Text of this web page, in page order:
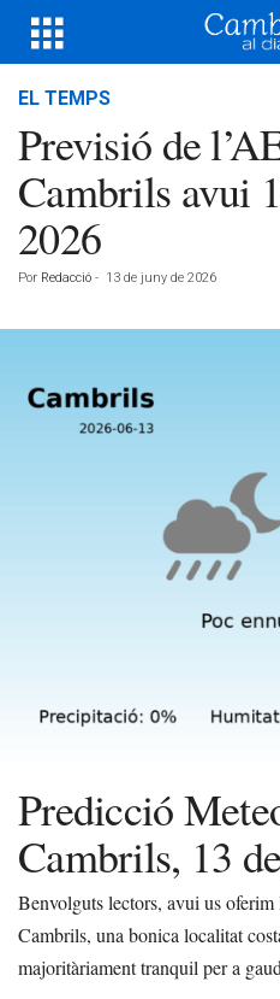
EL TEMPS
Previsió de
Cambrils avui
2026
Por Redacció - 13 de juny de 2026
Predicció
Cambrils, 13
Benvolguts lectors, avui us
Cambrils, una bonica localitat
majoritàriament tranquil per a